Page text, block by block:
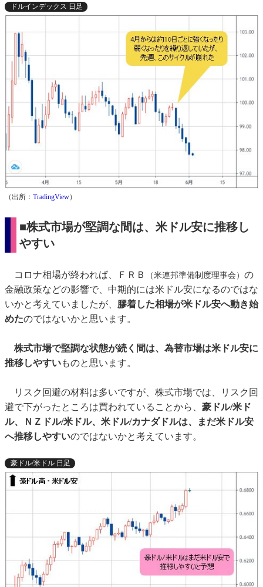
ドルインデックス 日足
（出所： TradingView）
■株式市場が堅調な間は、米ドル安に推移し
やすい
コロナ相場が終われば、ＦＲＢ （米連邦準備制度理事会） の
金融政策などの影響で、中期的には米ドル安になるのではな
いかと考えていましたが、 膠着した相場が米ドル安へ動き始
めたのではないかと思います。
株式市場で堅調な状態が続く間は、為替市場は米ドル安に
推移しやすいものと思います。
リスク回避の材料は多いですが、株式市場では、リスク回
避で下がったところは買われていることから、 豪ドル/米ド
ル、ＮＺドル/米ドル、米ドル/カナダドルは、まだ米ドル安
へ推移しやすいのではないかと考えています。
豪ドル/米ドル 日足